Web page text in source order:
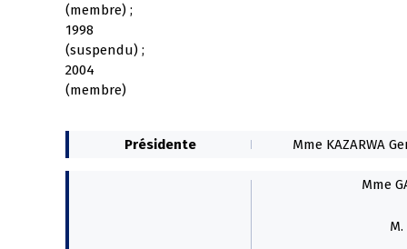
(membre) ;
1998
(suspendu) ;
2004
(membre)
Présidente Mme KAZARWA
Mme